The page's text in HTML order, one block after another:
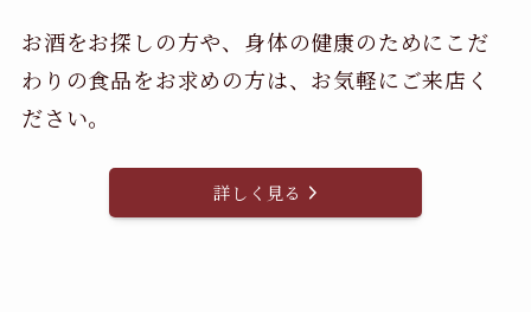
お酒をお探しの方や、身体の健康のためにこだ
わりの食品をお求めの方は、お気軽にご来店く
ださい。
詳しく見る